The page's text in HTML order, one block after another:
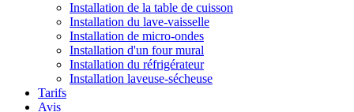
Installation de la table de cuisson
Installation du lave-vaisselle
Installation de micro-ondes
Installation d'un four mural
Installation du réfrigérateur
Installation laveuse-sécheuse
Tarifs
Avis